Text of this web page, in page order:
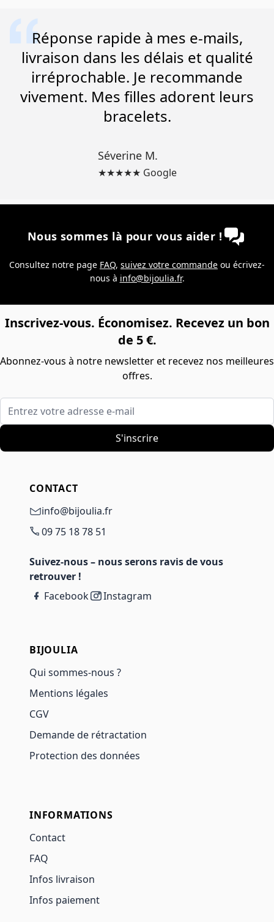
Réponse rapide à mes e-mails,
livraison dans les délais et qualité
irréprochable. Je recommande
vivement. Mes filles adorent leurs
bracelets.
Séverine M.
★★★★★ Google
Nous sommes là pour vous aider !
Consultez notre page FAQ, suivez votre commande ou écrivez-
nous à info@bijoulia.fr.
Inscrivez-vous. Économisez. Recevez un bon
de 5 €.
Abonnez-vous à notre newsletter et recevez nos meilleures
offres.
Entrez votre adresse e-mail
S'inscrire
CONTACT
info@bijoulia.fr
09 75 18 78 51
Suivez-nous – nous serons ravis de vous
retrouver !
Facebook
Instagram
BIJOULIA
Qui sommes-nous ?
Mentions légales
CGV
Demande de rétractation
Protection des données
INFORMATIONS
Contact
FAQ
Infos livraison
Infos paiement